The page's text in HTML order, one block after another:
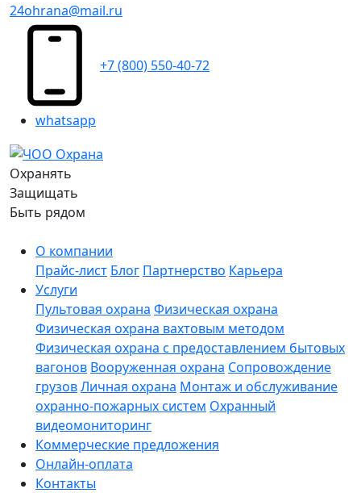
24ohrana@mail.ru
+7 (800) 550-40-72
whatsapp
Охранять
Защищать
Быть рядом
О компании
Прайс-лист Блог Партнерство Карьера
Услуги
Пультовая охрана Физическая охрана
Физическая охрана вахтовым методом
Физическая охрана с предоставлением бытовых
вагонов Вооруженная охрана Сопровождение
грузовЛичная охрана Монтаж и обслуживание
охранно-пожарных систем Охранный
видеомониторинг
Коммерческие предложения
Онлайн-оплата
Контакты